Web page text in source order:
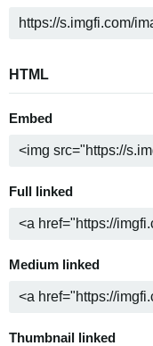
HTML
Embed
Full linked
Medium linked
Thumbnail linked